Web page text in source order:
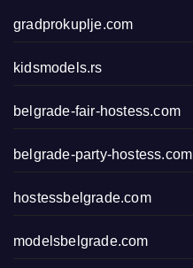
gradprokuplje.com
kidsmodels.rs
belgrade-fair-hostess.com
belgrade-party-hostess.com
hostessbelgrade.com
modelsbelgrade.com